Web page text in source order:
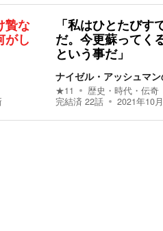
贄な
がし
「私はひとたびす
だ。今更蘇ってく
という事だ」
ナイゼル・アッシュマ
★11
歴史・時代・伝奇
完結済 22話 2021年10